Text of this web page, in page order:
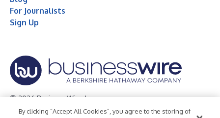
For Journalists
Sign Up
© 2026 Business Wire, Inc.
Privacy Policy Cookie Policy Accessibility Statement
By clicking “Accept All Cookies”, you agree to the storing of